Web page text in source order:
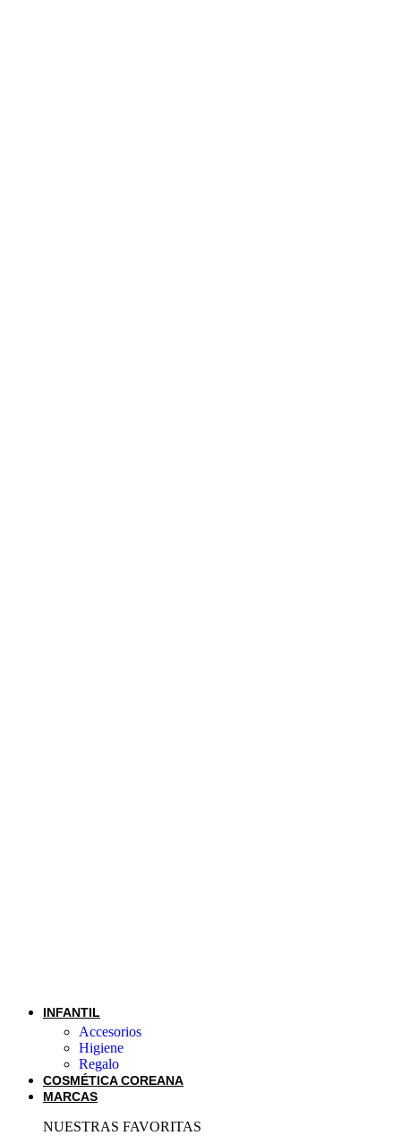
INFANTIL
Accesorios
Higiene
Regalo
COSMÉTICA COREANA
MARCAS
NUESTRAS FAVORITAS